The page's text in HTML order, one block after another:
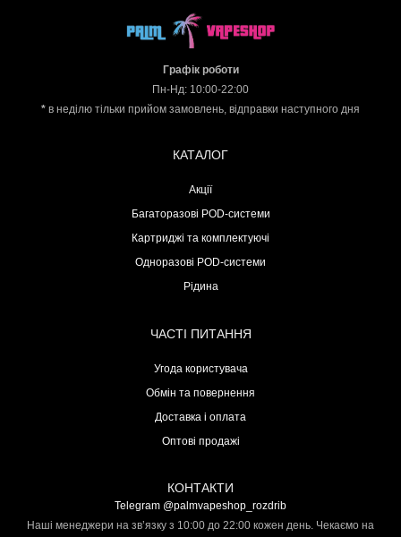
Графік роботи
Пн-Нд: 10:00-22:00
* в неділю тільки прийом замовлень, відправки наступного дня
КАТАЛОГ
Акції
Багаторазові POD-системи
Картриджі та комплектуючі
Одноразові POD-системи
Рідина
ЧАСТІ ПИТАННЯ
Угода користувача
Обмін та повернення
Доставка і оплата
Оптові продажі
КОНТАКТИ
Telegram @palmvapeshop_rozdrib
Наші менеджери на зв’язку з 10:00 до 22:00 кожен день. Чекаємо на